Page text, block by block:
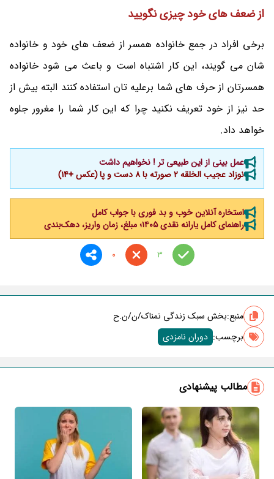
از ضعف های خود چیزی نگویید
برخی افراد در جمع خانواده همسر از ضعف های خود و خانواده
شان می گویند، این کار اشتباه است و باعث می شود خانواده
همسرتان از حرف های شما برعلیه تان استفاده کنند البته بیش از
حد نیز از خود تعریف نکنید چرا که این کار شما را مغرور جلوه
خواهد داد.
عمل بینی از این طبیعی تر ! نخواهیم داشت
نوزاد عجیب الخلقه 2 صورته با 8 دست و پا (عکس +14)
استخاره آنلاین خوب و بد فوری با جواب کامل
راهنمای کامل یارانه نقدی ۱۴۰۵؛ مبلغ، زمان واریز، دهک‌بندی
3
0
منبع:بخش سبک زندگی نمناک/ن/ن.ح
برچسب‌: دوران نامزدی
مطالب پیشنهادی